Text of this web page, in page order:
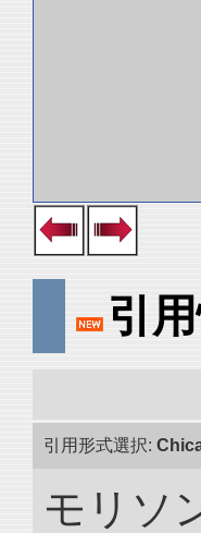
引
引用形式選択:
モリソ